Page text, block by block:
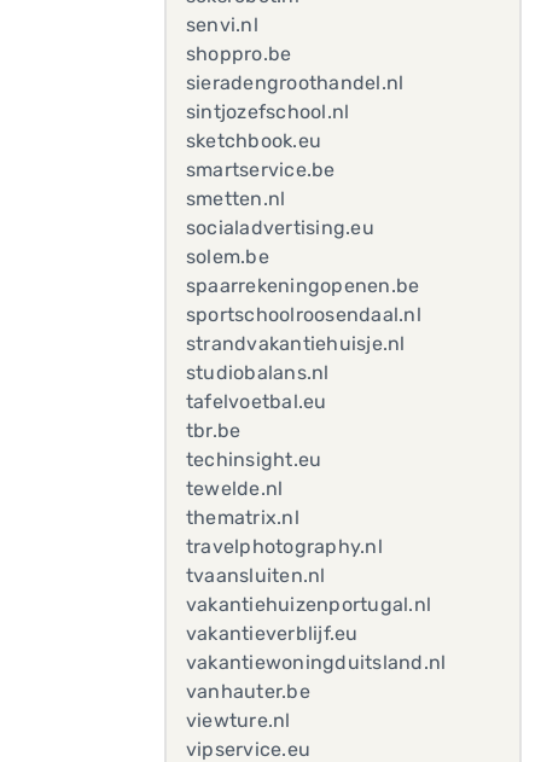
senvi.nl
shoppro.be
sieradengroothandel.nl
sintjozefschool.nl
sketchbook.eu
smartservice.be
smetten.nl
socialadvertising.eu
solem.be
spaarrekeningopenen.be
sportschoolroosendaal.nl
strandvakantiehuisje.nl
studiobalans.nl
tafelvoetbal.eu
tbr.be
techinsight.eu
tewelde.nl
thematrix.nl
travelphotography.nl
tvaansluiten.nl
vakantiehuizenportugal.nl
vakantieverblijf.eu
vakantiewoningduitsland.nl
vanhauter.be
viewture.nl
vipservice.eu